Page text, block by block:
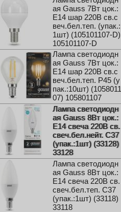
ая Gauss 7Вт цок.:
E14 шар 220B св.с
веч.бел.теп. (упак.:
1шт) (105101107-D)
105101107-D
Лампа светодиодн
ая Gauss 7Вт цок.:
E14 шар 220B св.с
веч.бел.теп. P45 (у
пак.:10шт) (1058011
07) 105801107
Лампа светодиодн
ая Gauss 8Вт цок.:
E14 свеча 220B св.
свеч.бел.нейт. C37
(упак.:1шт) (33128)
33128
Лампа светодиодн
ая Gauss 8Вт цок.:
E14 свеча 220B св.
свеч.бел.теп. C37
(упак.:1шт) (33118)
33118